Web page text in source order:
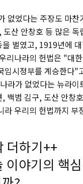
없었다는 주장도 마
산 안창호 등 많은 독
벌였고, 1919년에
리나라의 헌법은 "대
임시정부를 계승한다"
라가 없었다는 뉴라이
백범 김구, 도산 안창
라 우리의 헌법까지 부
더하기++
이야기의 핵